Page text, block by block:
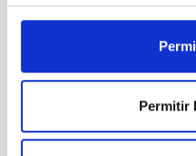
Permitir